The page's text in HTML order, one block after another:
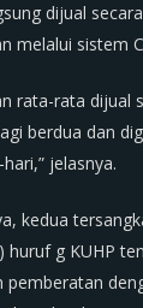
dijual
melalui sistem
rata-rata dijual
berdua dan
jelasnya.
kedua
huruf g KUHP
pemberatan